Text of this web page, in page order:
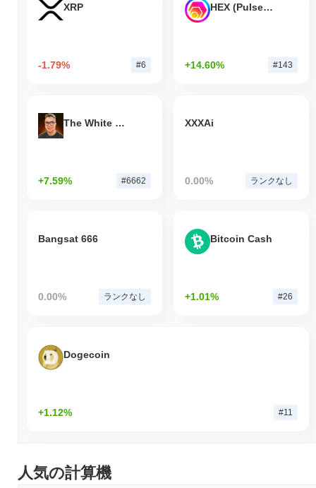
XRP
-1.79% #6
HEX (Pulsechain)
+14.60% #143
The White Bull
+7.59% #6662
XXXAi
0.00% ランクなし
Bangsat 666
0.00% ランクなし
Bitcoin Cash
+1.01% #26
Dogecoin
+1.12% #11
人気の計算機